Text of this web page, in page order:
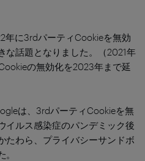
年に3rdパーティCookieを無効
な話題となりました。（2021年
の無効化を2023年まで延
は、3rdパーティCookieを無
イルス感染症のパンデミック後
たわら、プライバシーサンドボ